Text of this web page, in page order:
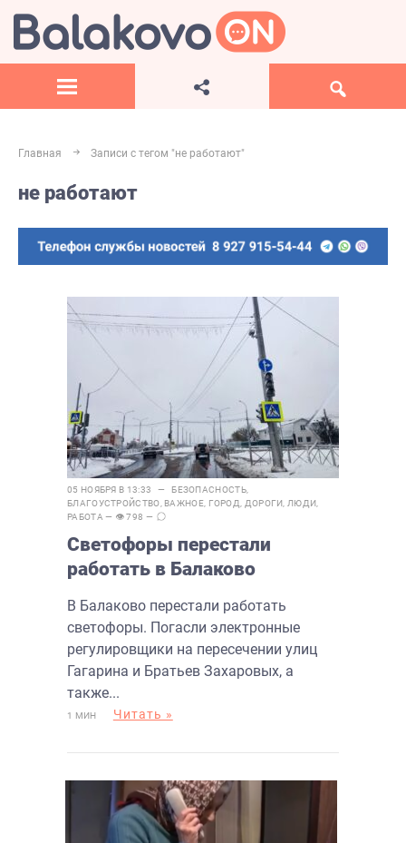
Главная Записи с тегом "не работают"
не работают
05 НОЯБРЯ В 13:33 — БЕЗОПАСНОСТЬ,
БЛАГОУСТРОЙСТВО ВАЖНОЕ, ГОРОД ДОРОГИ ЛЮДИ
РАБОТА — 👁 798 —
Светофоры перестали
работать в Балаково
В Балаково перестали работать
светофоры. Погасли электронные
регулировщики на пересечении улиц
Гагарина и Братьев Захаровых, а
также...
1 МИН Читать »